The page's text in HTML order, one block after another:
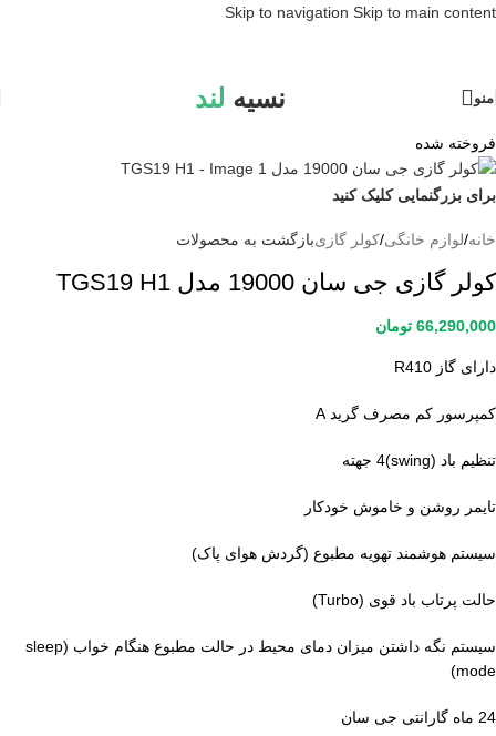
Skip to navigation Skip to main content
منو نسیه لند
فروخته شده
برای بزرگنمایی کلیک کنید
خانه/لوازم خانگی/کولر گازیبازگشت به محصولات
کولر گازی جی سان 19000 مدل TGS19 H1
66,290,000 تومان
دارای گاز R410
کمپرسور کم مصرف گرید A
تنظیم باد (swing)4 جهته
تایمر روشن و خاموش خودکار
سیستم هوشمند تهویه مطبوع (گردش هوای پاک)
حالت پرتاب باد قوی (Turbo)
سیستم نگه داشتن میزان دمای محیط در حالت مطبوع هنگام خواب (sleep
mode)
24 ماه گارانتی جی سان